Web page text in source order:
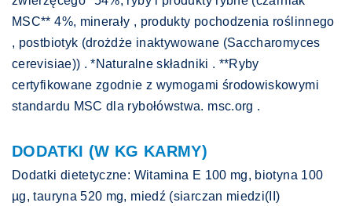
MSC** 4%, minerały , produkty pochodzenia roślinnego
, postbiotyk (drożdże inaktywowane (Saccharomyces
cerevisiae)) . *Naturalne składniki . **Ryby
certyfikowane zgodnie z wymogami środowiskowymi
standardu MSC dla rybołówstwa. msc.org .
DODATKI (W KG KARMY)
Dodatki dietetyczne: Witamina E 100 mg, biotyna 100
µg, tauryna 520 mg, miedź (siarczan miedzi(II)